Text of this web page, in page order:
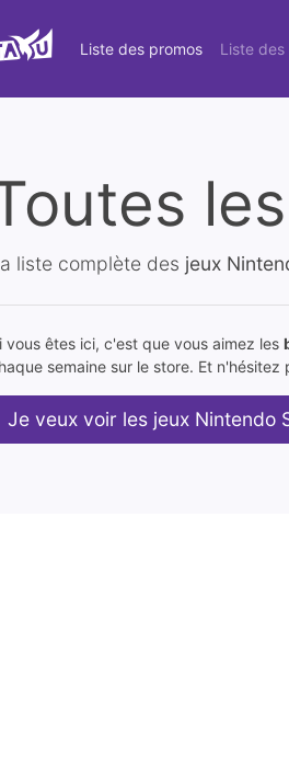
Liste des promos Liste des
les
liste complète des jeux
vous êtes ici, c'est que vous aimez les
semaine sur le store. Et
Je veux voir les jeux Nintendo